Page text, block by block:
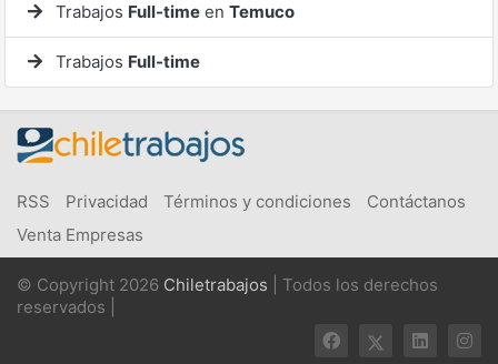
Trabajos Full-time en Temuco
Trabajos Full-time
RSS Privacidad Términos y condiciones
Contáctanos
Venta Empresas
© Copyright 2026 Chiletrabajos | Todos los derechos
reservados |